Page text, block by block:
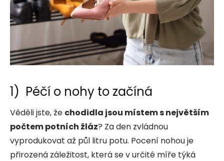
1) Péčí o nohy to začíná
Věděli jste, že chodidla jsou místem s největším
počtem potních žláz? Za den zvládnou
vyprodukovat až půl litru potu. Pocení nohou je
přirozená záležitost, která se v určité míře týká